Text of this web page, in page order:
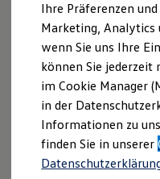
Kombis
Kompaktwagen
Sportwagen
Schnell verfügbare
Angebote und
Aktuelle
E-Auto-
Volkswagen
Die ENERGY
Junge
Einmal angebracht,
Einstiegsbereiche vorn
Die Schutzfolien sind in
oder als transparente
Ihre Präferenzen
Marketing, Analytics
wenn Sie uns Ihre
können Sie
im Cookie Manager
in der
Informationen zu
finden Sie in unserer